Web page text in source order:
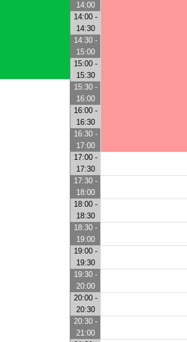
14:00
14:00 -
14:30
14:30 -
15:00
15:00 -
15:30
15:30 -
16:00
16:00 -
16:30
16:30 -
17:00
17:00 -
17:30
17:30 -
18:00
18:00 -
18:30
18:30 -
19:00
19:00 -
19:30
19:30 -
20:00
20:00 -
20:30
20:30 -
21:00